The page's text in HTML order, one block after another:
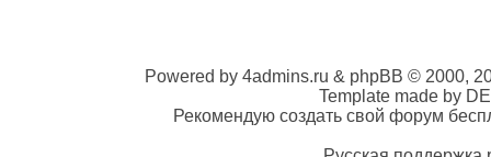
Powered by 4admins.ru & phpBB © 2000,
Template made by
Рекомендую создать свой форум